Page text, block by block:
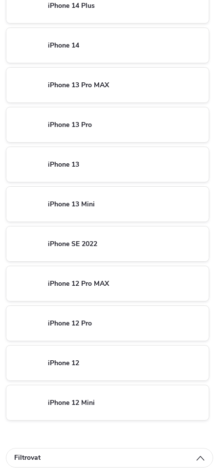
iPhone 14 Plus
iPhone 14
iPhone 13 Pro MAX
iPhone 13 Pro
iPhone 13
iPhone 13 Mini
iPhone SE 2022
iPhone 12 Pro MAX
iPhone 12 Pro
iPhone 12
iPhone 12 Mini
Filtrovat